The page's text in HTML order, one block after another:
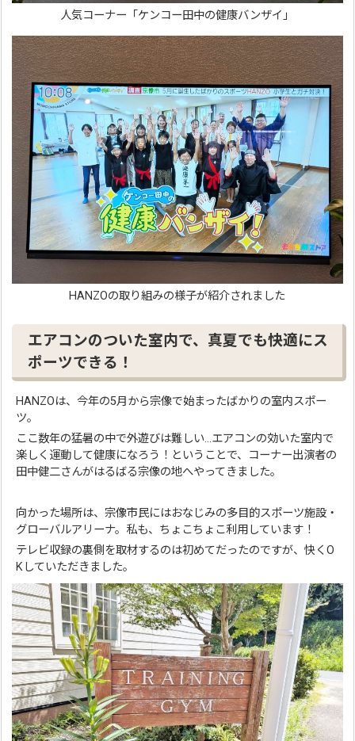
人気コーナー「ケンコー田中の健康バンザイ」
HANZOの取り組みの様子が紹介されました
エアコンのついた室内で、真夏でも快適にス
ポーツできる！
HANZOは、今年の5月から宗像で始まったばかりの室内スポー
ツ。
ここ数年の猛暑の中で外遊びは難しい…エアコンの効いた室内で
楽しく運動して健康になろう！ということで、コーナー出演者の
田中健二さんがはるばる宗像の地へやってきました。
向かった場所は、宗像市民にはおなじみの多目的スポーツ施設・
グローバルアリーナ。私も、ちょこちょこ利用しています！
テレビ収録の裏側を取材するのは初めてだったのですが、快くO
Kしていただきました。